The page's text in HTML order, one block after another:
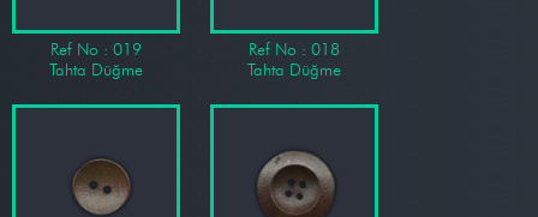
Ref No : 019
Tahta Düğme
Ref No : 018
Tahta Düğme